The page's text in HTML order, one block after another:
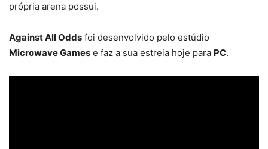
própria arena possui.
Against All Odds foi desenvolvido pelo estúdio
Microwave Games e faz a sua estreia hoje para PC.